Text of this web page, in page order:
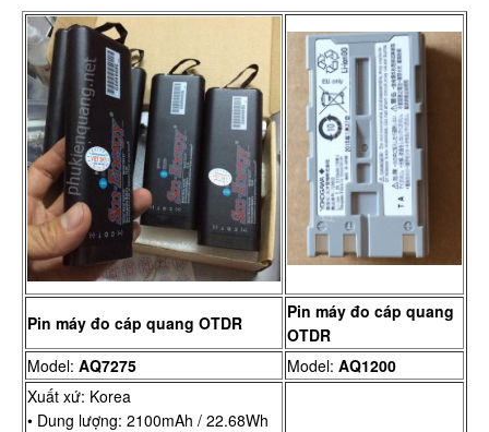
Pin máy đo cáp quang OTDR
Pin máy đo cáp quang
OTDR
Model: AQ7275 Model: AQ1200
Xuất xứ: Korea
• Dung lượng: 2100mAh / 22.68Wh